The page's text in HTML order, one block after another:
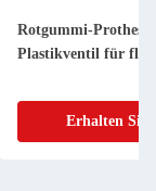
Rotgummi-
Plastikventil für
Erhalten Sie